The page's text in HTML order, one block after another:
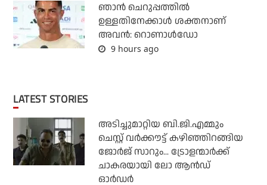
ഞാന്‍ ചെറുപ്പത്തില്‍
ഉള്ളതിനേക്കാള്‍ ശക്തനാണ്
അവന്‍: റൊണാള്‍ഡോ
9 hours ago
LATEST STORIES
അടിച്ചുമാറ്റിയ ബി.ജി.എമ്മും
ചെസ്റ്റ് വര്‍ക്കൗട്ട് കഴിഞ്ഞിറങ്ങിയ
ജോര്‍ജ് സാറും... ട്രോളന്മാര്‍ക്ക്
ചാകരയായി ലോ ആന്‍ഡ്
ഓര്‍ഡര്‍